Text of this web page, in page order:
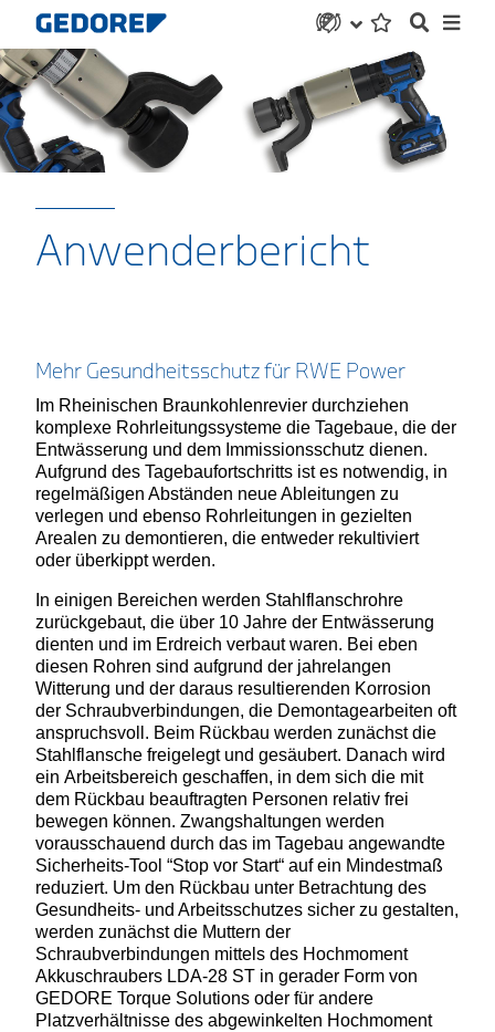
Anwenderbericht
Mehr Gesundheitsschutz für RWE Power
Im Rheinischen Braunkohlenrevier durchziehen
komplexe Rohrleitungssysteme die Tagebaue, die der
Entwässerung und dem Immissionsschutz dienen.
Aufgrund des Tagebaufortschritts ist es notwendig, in
regelmäßigen Abständen neue Ableitungen zu
verlegen und ebenso Rohrleitungen in gezielten
Arealen zu demontieren, die entweder rekultiviert
oder überkippt werden.
In einigen Bereichen werden Stahlflanschrohre
zurückgebaut, die über 10 Jahre der Entwässerung
dienten und im Erdreich verbaut waren. Bei eben
diesen Rohren sind aufgrund der jahrelangen
Witterung und der daraus resultierenden Korrosion
der Schraubverbindungen, die Demontagearbeiten oft
anspruchsvoll. Beim Rückbau werden zunächst die
Stahlflansche freigelegt und gesäubert. Danach wird
ein Arbeitsbereich geschaffen, in dem sich die mit
dem Rückbau beauftragten Personen relativ frei
bewegen können. Zwangshaltungen werden
vorausschauend durch das im Tagebau angewandte
Sicherheits-Tool “Stop vor Start“ auf ein Mindestmaß
reduziert. Um den Rückbau unter Betrachtung des
Gesundheits- und Arbeitsschutzes sicher zu gestalten,
werden zunächst die Muttern der
Schraubverbindungen mittels des Hochmoment
Akkuschraubers LDA-28 ST in gerader Form von
GEDORE Torque Solutions oder für andere
Platzverhältnisse des abgewinkelten Hochmoment